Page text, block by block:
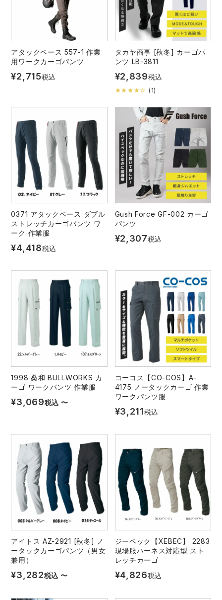
アタックベース 557-1 作業
用ワークカーゴパンツ
¥2,715税込
タカヤ商事 [秋冬] カーゴパ
ンツ LB-3811
¥2,839税込
(1)
0371 アタックベース ダブル
ストレッチカーゴパンツ ワ
ーク 作業服
¥4,418税込
Gush Force GF-002 カーゴ
パンツ
¥2,307税込
1998 桑和 BULLWORKS カ
ーゴ ワークパンツ 作業服
¥3,069税込 〜
コーコス【CO-COS】A-
4175 ノータックカーゴ 作業
ワークパンツ服
¥3,211税込
アイトス AZ-2921 [秋冬] ノ
ータックカーゴパンツ（男女
兼用）
¥3,282税込 〜
ジーベック【XEBEC】 2283
現場服ハーネス対応型 スト
レッチカーゴ
¥4,826税込